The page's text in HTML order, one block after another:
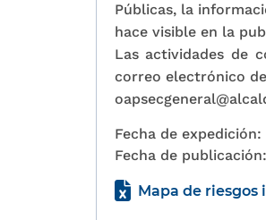
Públicas, la
hace visible en la
Las actividades de
correo electrónico
Fecha de expedición:
Fecha de publicación:
Mapa de riesgos